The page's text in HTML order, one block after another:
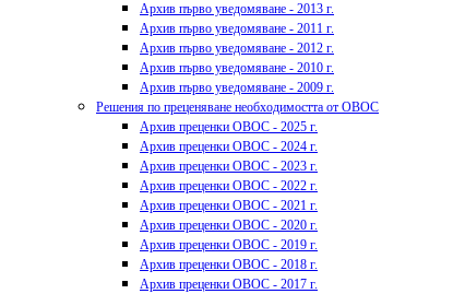
Архив първо уведомяване - 2013 г.
Архив първо уведомяване - 2011 г.
Архив първо уведомяване - 2012 г.
Архив първо уведомяване - 2010 г.
Архив първо уведомяване - 2009 г.
Решения по преценяване необходимостта от ОВОС
Архив преценки ОВОС - 2025 г.
Архив преценки ОВОС - 2024 г.
Архив преценки ОВОС - 2023 г.
Архив преценки ОВОС - 2022 г.
Архив преценки ОВОС - 2021 г.
Архив преценки ОВОС - 2020 г.
Архив преценки ОВОС - 2019 г.
Архив преценки ОВОС - 2018 г.
Архив преценки ОВОС - 2017 г.